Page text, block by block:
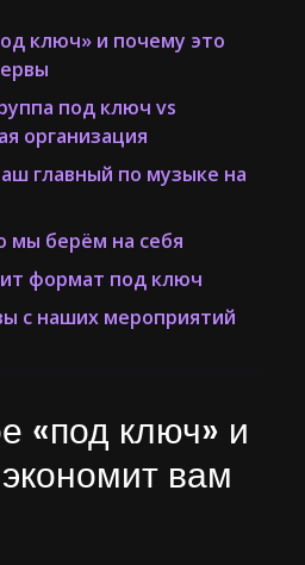
ключ» и почему это
под ключ vs
организация
главный по музыке на
мы берём на себя
формат под ключ
с наших мероприятий
«под ключ» и
вам